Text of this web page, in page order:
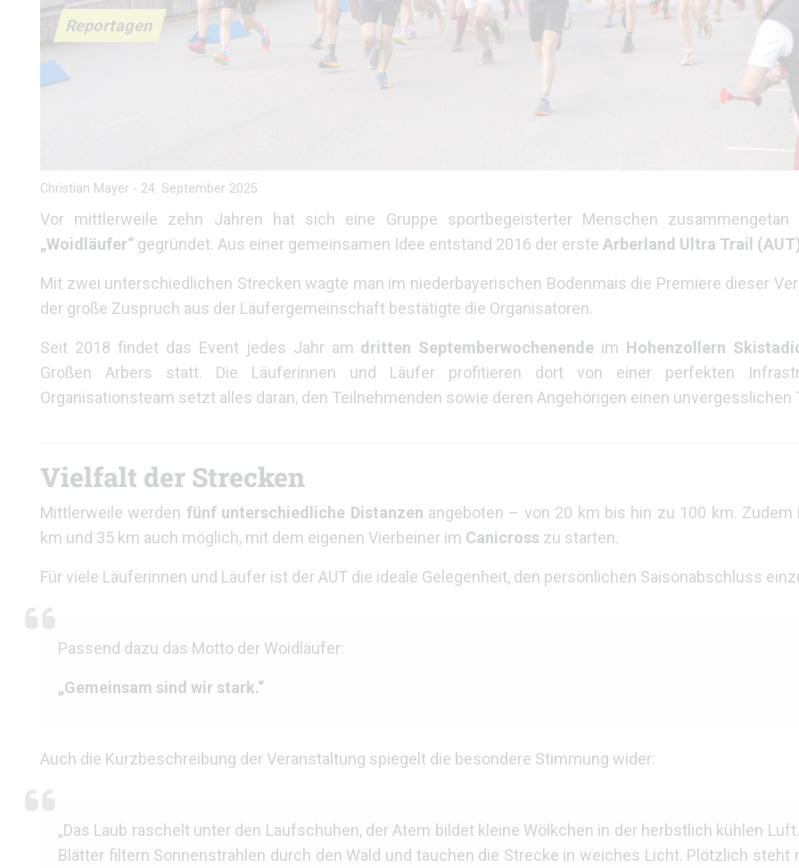
Reportagen
Christian Mayer - 24. September 2025
Vor mittlerweile zehn Jahren hat sich eine Gruppe sportbegeisterter Menschen
„Woidläufer“ gegründet. Aus einer gemeinsamen Idee entstand 2016 der erste Arberland Ultra Trail
Mit zwei unterschiedlichen Strecken wagte man im niederbayerischen Bodenmais die Premiere dieser
der große Zuspruch aus der Läufergemeinschaft bestätigte die Organisatoren.
Seit 2018 findet das Event jedes Jahr am dritten Septemberwochenende im Hohenzollern
Großen Arbers statt. Die Läuferinnen und Läufer profitieren dort von einer perfekten
Organisationsteam setzt alles daran, den Teilnehmenden sowie deren Angehörigen einen unvergesslichen
Vielfalt der Strecken
Mittlerweile werden fünf unterschiedliche Distanzen angeboten – von 20 km bis hin zu 100 km.
km und 35 km auch möglich, mit dem eigenen Vierbeiner im Canicross zu starten.
Für viele Läuferinnen und Läufer ist der AUT die ideale Gelegenheit, den persönlichen Saisonabschluss
Passend dazu das Motto der Woidläufer:
„Gemeinsam sind wir stark.“
Auch die Kurzbeschreibung der Veranstaltung spiegelt die besondere Stimmung wider:
„Das Laub raschelt unter den Laufschuhen, der Atem bildet kleine Wölkchen in der herbstlich kühlen
Blätter filtern Sonnenstrahlen durch den Wald und tauchen die Strecke in weiches Licht. Plötzlich steht